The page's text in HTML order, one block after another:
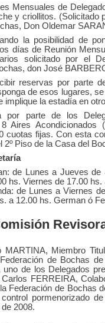
Mensuales de
y criollitos. (Solicitado
Don Oldemar
la posibilidad de
días de Reunión
solicitado por el
don José
reservas por parte
de esos lugares,
implique la estadía en
por parte de los
Aires
cuotas fijas. Con esta
2º Piso de la Casa del
de Lunes a Jueves
hs. Viernes de 17.00 hs.
de Lunes a Viernes
a 12.00 hs. German ó
MARTINA, Miembro
de Bochas
uno de los Delegados
FERREIRA,
Federación de Bochas
pormenorizado
2008.